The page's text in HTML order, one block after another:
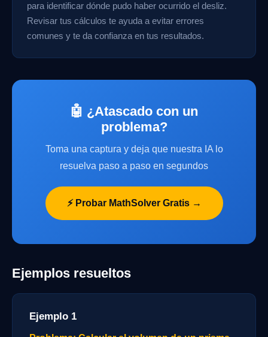
para identificar dónde pudo haber ocurrido el desliz.
Revisar tus cálculos te ayuda a evitar errores
comunes y te da confianza en tus resultados.
🤖 ¿Atascado con un
problema?
Toma una captura y deja que nuestra IA lo
resuelva paso a paso en segundos
⚡ Probar MathSolver Gratis →
Ejemplos resueltos
Ejemplo 1